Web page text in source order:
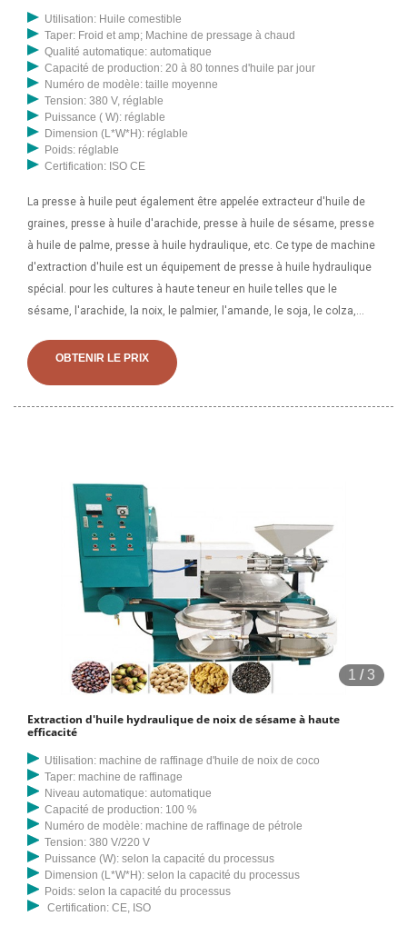
Utilisation: Huile comestible
Taper: Froid et amp; Machine de pressage à chaud
Qualité automatique: automatique
Capacité de production: 20 à 80 tonnes d'huile par jour
Numéro de modèle: taille moyenne
Tension: 380 V, réglable
Puissance ( W): réglable
Dimension (L*W*H): réglable
Poids: réglable
Certification: ISO CE
La presse à huile peut également être appelée extracteur d'huile de
graines, presse à huile d'arachide, presse à huile de sésame, presse
à huile de palme, presse à huile hydraulique, etc. Ce type de machine
d'extraction d'huile est un équipement de presse à huile hydraulique
spécial. pour les cultures à haute teneur en huile telles que le
sésame, l'arachide, la noix, le palmier, l'amande, le soja, le colza,
Presse à huile de noix à vendre, expulseur hydraulique d'huile de noix.
L'expulseur hydraulique d'huile de noix convient aux petites et
de ricin, d'abrasin, etc. multifonctionnel
OBTENIR LE PRIX
1 /3
Extraction d'huile hydraulique de noix de sésame à haute
efficacité
Utilisation: machine de raffinage d'huile de noix de coco
Taper: machine de raffinage
Niveau automatique: automatique
Capacité de production: 100 %
Numéro de modèle: machine de raffinage de pétrole
Tension: 380 V/220 V
Puissance (W): selon la capacité du processus
Dimension (L*W*H): selon la capacité du processus
Poids: selon la capacité du processus
Certification: CE, ISO